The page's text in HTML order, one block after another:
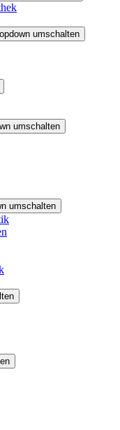
umschalten
umschalten
umschalten